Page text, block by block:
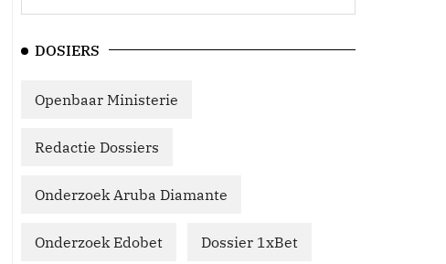
DOSIERS
Openbaar Ministerie
Redactie Dossiers
Onderzoek Aruba Diamante
Onderzoek Edobet Dossier 1xBet